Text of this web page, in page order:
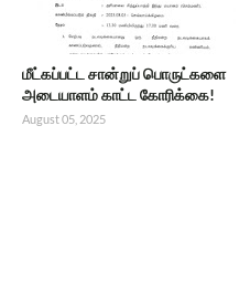
மீட்கப்பட்ட சான்றுப் பொருட்களை
அடையாளம் காட்ட கோரிக்கை!
August 05, 2025